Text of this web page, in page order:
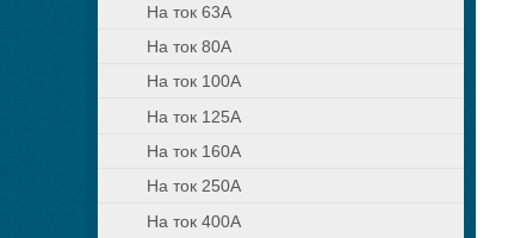
На ток 63А
На ток 80А
На ток 100А
На ток 125А
На ток 160А
На ток 250А
На ток 400А